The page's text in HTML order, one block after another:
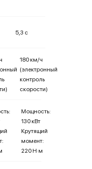
5,3 с
180 км/ч
(электронный
контроль
скорости)
Мощность:
130 кВт
Крутящий
момент:
220 Н·м